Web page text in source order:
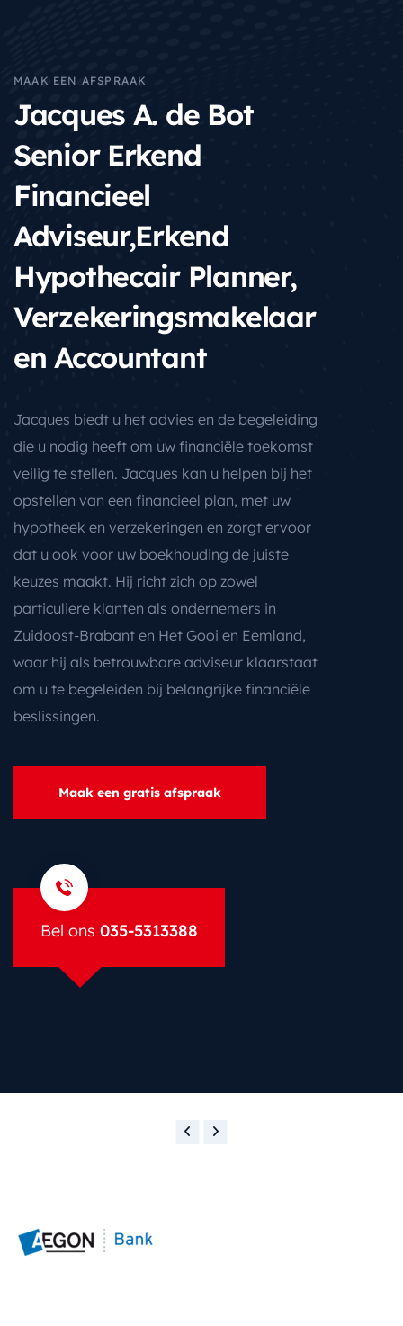
MAAK EEN AFSPRAAK
Jacques A. de Bot
Senior Erkend
Financieel
Adviseur,Erkend
Hypothecair Planner,
Verzekeringsmakelaar
en Accountant
Jacques biedt u het advies en de begeleiding
die u nodig heeft om uw financiële toekomst
veilig te stellen. Jacques kan u helpen bij het
opstellen van een financieel plan, met uw
hypotheek en verzekeringen en zorgt ervoor
dat u ook voor uw boekhouding de juiste
keuzes maakt. Hij richt zich op zowel
particuliere klanten als ondernemers in
Zuidoost-Brabant en Het Gooi en Eemland,
waar hij als betrouwbare adviseur klaarstaat
om u te begeleiden bij belangrijke financiële
beslissingen.
Maak een gratis afspraak
Bel ons 035-5313388